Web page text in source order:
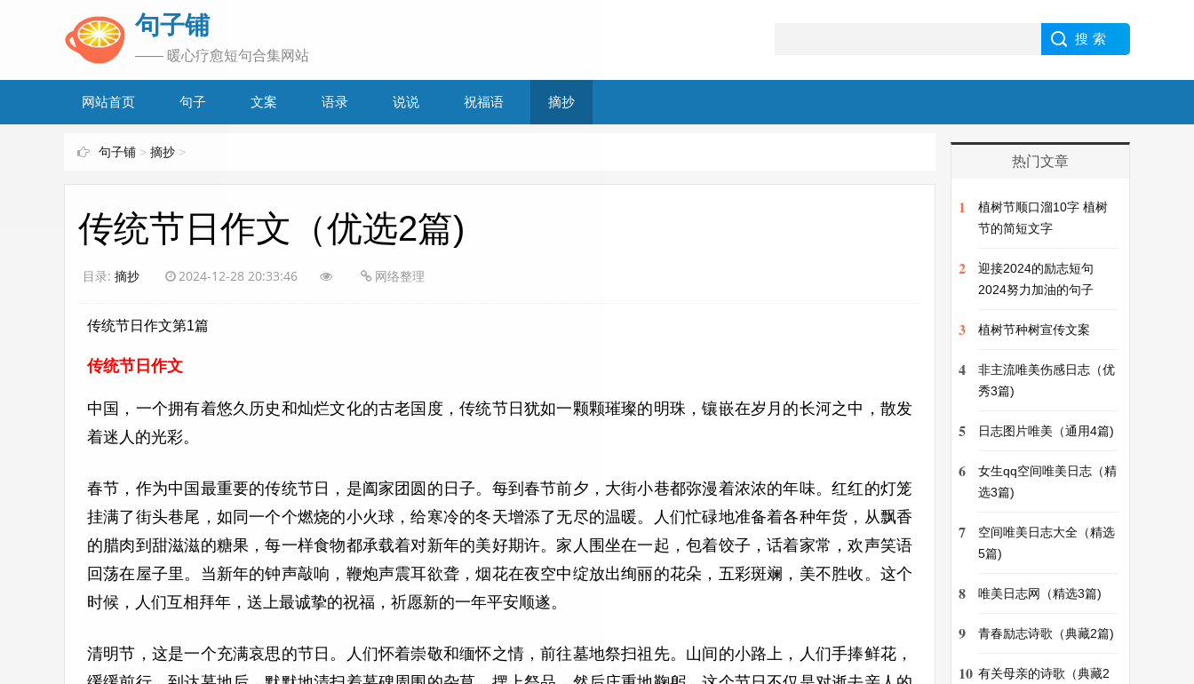
句子铺
—— 暖心疗愈短句合集网站
网站首页 句子 文案 语录 说说 祝福语 摘抄
句子铺 > 摘抄 >
传统节日作文（优选2篇)
目录: 摘抄 2024-12-28 20:33:46 网络整理
传统节日作文第1篇
传统节日作文
中国，一个拥有着悠久历史和灿烂文化的古老国度，传统节日犹如一颗颗璀璨的明珠，镶嵌在岁月的长河之中，散发
着迷人的光彩。
春节，作为中国最重要的传统节日，是阖家团圆的日子。每到春节前夕，大街小巷都弥漫着浓浓的年味。红红的灯笼
挂满了街头巷尾，如同一个个燃烧的小火球，给寒冷的冬天增添了无尽的温暖。人们忙碌地准备着各种年货，从飘香
的腊肉到甜滋滋的糖果，每一样食物都承载着对新年的美好期许。家人围坐在一起，包着饺子，话着家常，欢声笑语
回荡在屋子里。当新年的钟声敲响，鞭炮声震耳欲聋，烟花在夜空中绽放出绚丽的花朵，五彩斑斓，美不胜收。这个
时候，人们互相拜年，送上最诚挚的祝福，祈愿新的一年平安顺遂。
清明节，这是一个充满哀思的节日。人们怀着崇敬和缅怀之情，前往墓地祭扫祖先。山间的小路上，人们手捧鲜花，
热门文章
1
植树节顺口溜10字 植树
节的简短文字
2
迎接2024的励志短句
2024努力加油的句子
3 植树节种树宣传文案
4
非主流唯美伤感日志（优
秀3篇)
5 日志图片唯美（通用4篇)
6
女生qq空间唯美日志（精
选3篇)
7
空间唯美日志大全（精选
5篇)
8 唯美日志网（精选3篇)
9 青春励志诗歌（典藏2篇)
10 有关母亲的诗歌（典藏2